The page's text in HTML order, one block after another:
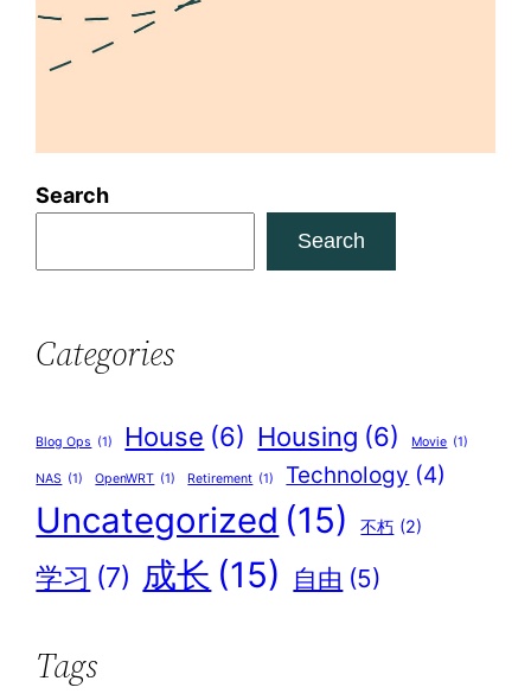
Search
Search
Categories
Blog Ops (1) House (6) Housing (6) Movie (1)
NAS (1) OpenWRT (1) Retirement (1) Technology (4)
Uncategorized (15) 不朽 (2)
学习 (7) 成长 (15) 自由 (5)
Tags